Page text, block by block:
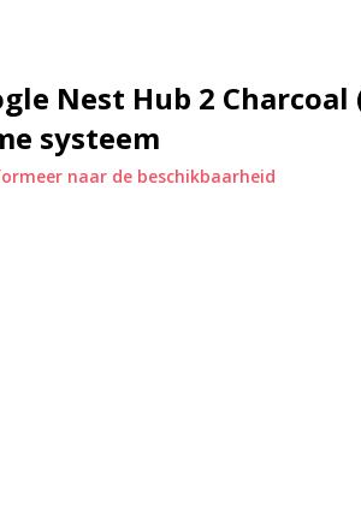
rechtstreeks vanaf je favoriete
slaaptracking functie, zodat je
en camera fysiek kunt uitschakelen.
niet actief gebruikt.
Nest Hub 2 Charcoal
systeem
naar de beschikbaarheid